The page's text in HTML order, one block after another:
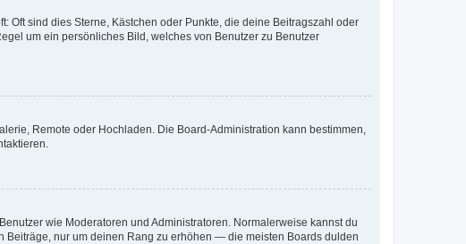
Oft sind dies Sterne, Kästchen oder Punkte, die deine Beitragszahl oder
um ein persönliches Bild, welches von Benutzer zu Benutzer
Remote oder Hochladen. Die Board-Administration kann bestimmen,
wie Moderatoren und Administratoren. Normalerweise kannst du
Beiträge, nur um deinen Rang zu erhöhen — die meisten Boards dulden